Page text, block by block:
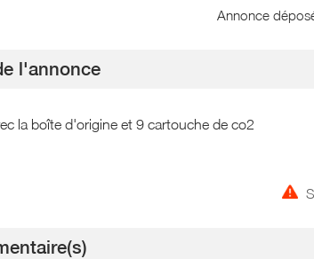
Annonce
l'annonce
la boîte d'origine et 9 cartouche de co2